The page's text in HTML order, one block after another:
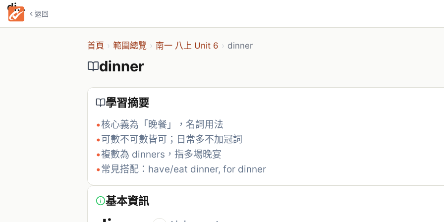
返回
dinner
首頁 › 範圍總覽 › 南一 八上 Unit 6 › dinner
dinner
學習摘要
•核心義為「晚餐」，名詞用法
•可數不可數皆可；日常多不加冠詞
•複數為 dinners，指多場晚宴
•常見搭配：have/eat dinner, for dinner
基本資訊